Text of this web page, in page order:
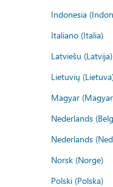
Indonesia
Italiano (Italia)
Latviešu (Latvija)
Lietuvių
Magyar
Nederlands
Nederlands
Norsk (Norge)
Polski (Polska)